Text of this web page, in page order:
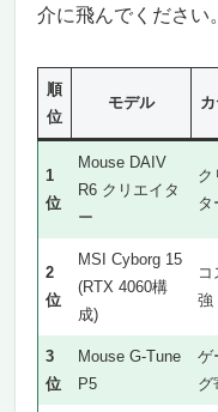
介に飛んでください。
順
位
モデル
1
位
Mouse DAIV
R6 クリエイタ
ー
ク
タ
2
位
MSI Cyborg 15
(RTX 4060構
成)
コ
強
3
位
Mouse G-Tune
P5
ゲ
グ